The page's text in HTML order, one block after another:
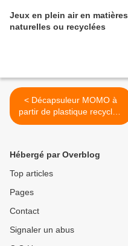
Jeux en plein air en matières
naturelles ou recyclées
< Décapsuleur MOMO à
partir de plastique recyclé -
GO45-3642EL
Hébergé par Overblog
Top articles
Pages
Contact
Signaler un abus